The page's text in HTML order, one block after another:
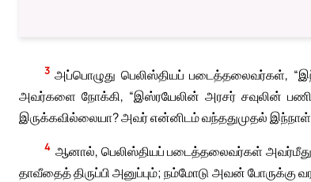
3 அப்பொழுது பெலிஸ்தியப் படைத்தலைவர்கள்,
அவர்களை நோக்கி, “இஸ்ரயேலின் அரசர் சவுலின்
இருக்கவில்லையா? அவர் என்னிடம் வந்ததுமுதல்
4 ஆனால், பெலிஸ்தியப் படைத்தலைவர்கள் அவர்மீது
தாவீதைத் திருப்பி அனுப்பும்; நம்மோடு அவன்